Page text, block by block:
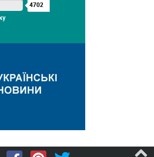
4702